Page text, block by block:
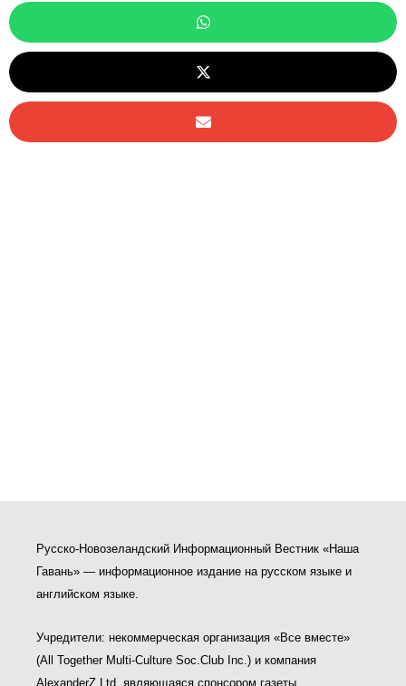
Русско-Новозеландский Информационный Вестник «Наша
Гавань» — информационное издание на русском языке и
английском языке.
Учредители: некоммерческая организация «Все вместе»
(All Together Multi-Culture Soс.Club Inc.) и компания
AlexanderZ Ltd, являющаяся спонсором газеты.